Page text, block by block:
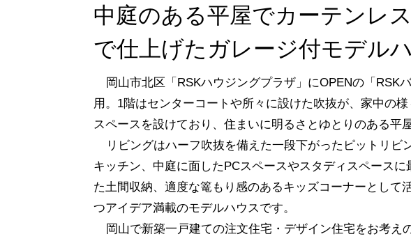
中庭のある平屋でカーテンレ
で仕上げたガレージ付モデル
岡山市北区「RSKハウジングプラザ」にOPENの「RSK
用。1階はセンターコートや所々に設けた吹抜が、家中の
スペースを設けており、住まいに明るさとゆとりのある平
リビングはハーフ吹抜を備えた一段下がったピットリ
キッチン、中庭に面したPCスペースやスタディスペース
た土間収納、適度な篭もり感のあるキッズコーナーとし
つアイデア満載のモデルハウスです。
岡山で新築一戸建ての注文住宅・デザイン住宅をお考え